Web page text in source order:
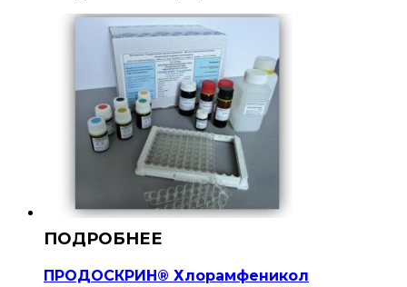
ПРОДОСКРИН® Хлорамфеникол